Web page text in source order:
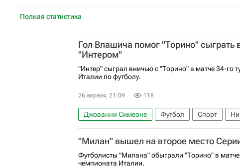
Полная статистика
Гол Влашича помог "Торино" сыграть
"Интером"
"Интер" сыграл вничью с "Торино" в матче 34-го
Италии по футболу.
26 апреля, 21:09 118
Джованни Симеоне Футбол Спорт
Торино
Интер Серия А 2026-2027
"Милан" вышел на второе место
Футболисты "Милана" обыграли "Торино" в матче
чемпионата Италии.